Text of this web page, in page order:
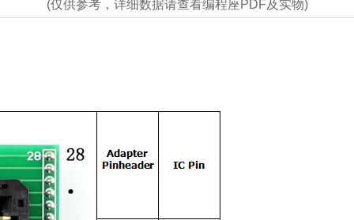
(仅供参考，详细数据请查看编程座PDF及实物)